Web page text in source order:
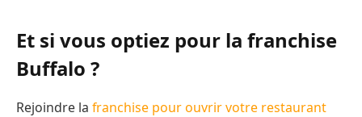
Et si vous optiez pour la franchise
Buffalo ?
Rejoindre la franchise pour ouvrir votre restaurant